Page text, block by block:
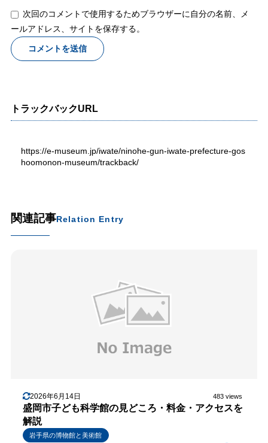
次回のコメントで使用するためブラウザーに自分の名前、メ
ールアドレス、サイトを保存する。
トラックバックURL
https://e-museum.jp/iwate/ninohe-gun-iwate-prefecture-gos
hoomonon-museum/trackback/
関連記事Relation Entry
2026年6月14日 483 views
盛岡市子ども科学館の見どころ・料金・アクセスを
解説
岩手県の博物館と美術館